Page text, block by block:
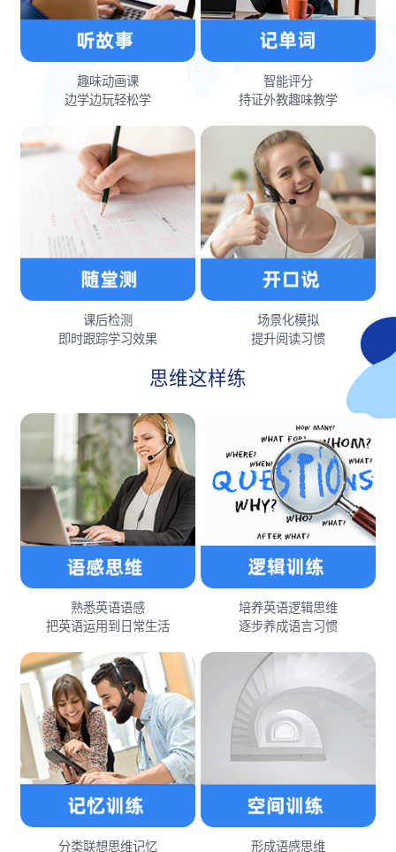
趣味动画课
边学边玩轻松学
智能评分
持证外教趣味教学
课后检测
即时跟踪学习效果
场景化模拟
提升阅读习惯
思维这样练
熟悉英语语感
把英语运用到日常生活
培养英语逻辑思维
逐步养成语言习惯
分类联想思维记忆
形成语感思维